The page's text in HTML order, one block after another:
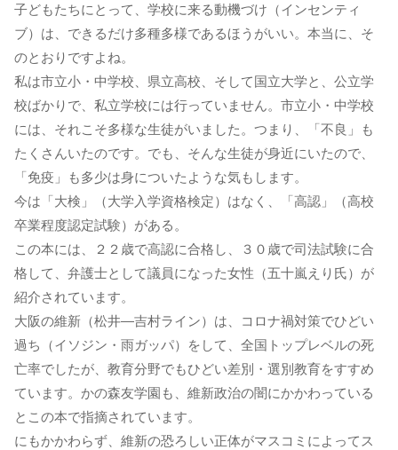
子どもたちにとって、学校に来る動機づけ（インセンティ
ブ）は、できるだけ多種多様であるほうがいい。本当に、そ
のとおりですよね。
私は市立小・中学校、県立高校、そして国立大学と、公立学
校ばかりで、私立学校には行っていません。市立小・中学校
には、それこそ多様な生徒がいました。つまり、「不良」も
たくさんいたのです。でも、そんな生徒が身近にいたので、
「免疫」も多少は身についたような気もします。
今は「大検」（大学入学資格検定）はなく、「高認」（高校
卒業程度認定試験）がある。
この本には、２２歳で高認に合格し、３０歳で司法試験に合
格して、弁護士として議員になった女性（五十嵐えり氏）が
紹介されています。
大阪の維新（松井―吉村ライン）は、コロナ禍対策でひどい
過ち（イソジン・雨ガッパ）をして、全国トップレベルの死
亡率でしたが、教育分野でもひどい差別・選別教育をすすめ
ています。かの森友学園も、維新政治の闇にかかわっている
とこの本で指摘されています。
にもかかわらず、維新の恐ろしい正体がマスコミによってス